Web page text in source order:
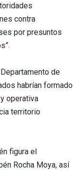
contra
por presuntos
de
habrían formado
operativa
territorio
figura el
Rocha Moya, así